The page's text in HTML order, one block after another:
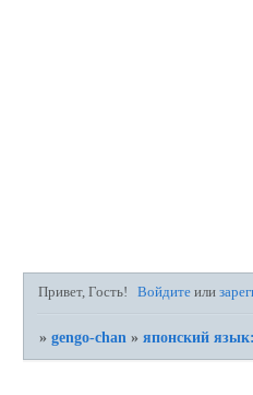
Привет, Гость! Войдите или
»gengo-chan »японский